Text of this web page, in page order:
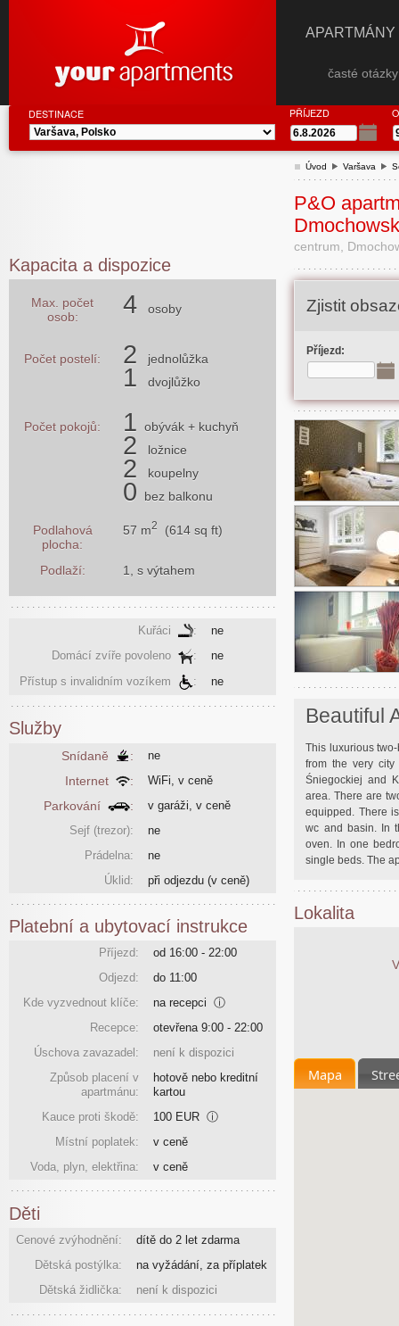
časté
DESTINACE PŘÍJEZD
Úvod Varšava
P&O
centrum,
Zjistit
Příjezd:
Beautiful
This luxurious
from the very city
Śniegockiej and
area. There are
equipped. There
wc and basin. In
oven. In one
single beds. The
Lokalita
Mapa
Kapacita a dispozice
Max. počet
osob:
4 osoby
Počet postelí: 2 jednolůžka
1 dvojlůžko
Počet pokojů: 1 obývák + kuchyň
2 ložnice
2 koupelny
0 bez balkonu
Podlahová
plocha:
57 m2 (614 sq ft)
Podlaží: 1, s výtahem
Kuřáci :
ne
Domácí zvíře povoleno
:
ne
Přístup s invalidním vozíkem
: ne
Služby
Snídaně : ne
Internet : WiFi, v ceně
Parkování :
v garáži, v ceně
Sejf (trezor):
ne
Prádelna:
ne
Úklid:
při odjezdu (v ceně)
Platební a ubytovací instrukce
Příjezd:
od 16:00 - 22:00
Odjezd:
do 11:00
Kde vyzvednout klíče:
na recepci ⓘ
Recepce:
otevřena 9:00 - 22:00
Úschova zavazadel:
není k dispozici
Způsob placení v
apartmánu:
hotově nebo kreditní
kartou
Kauce proti škodě:
100 EUR ⓘ
Místní poplatek:
v ceně
Voda, plyn, elektřina:
v ceně
Děti
Cenové zvýhodnění:
dítě do 2 let zdarma
Dětská postýlka:
na vyžádání, za příplatek
Dětská židlička:
není k dispozici